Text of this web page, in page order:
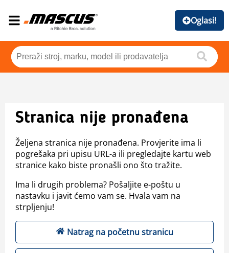
Oglasi!
Stranica nije pronađena
Željena stranica nije pronađena. Provjerite ima li
pogrešaka pri upisu URL-a ili pregledajte kartu web
stranice kako biste pronašli ono što tražite.
Ima li drugih problema? Pošaljite e-poštu u
nastavku i javit ćemo vam se. Hvala vam na
strpljenju!
Natrag na početnu stranicu